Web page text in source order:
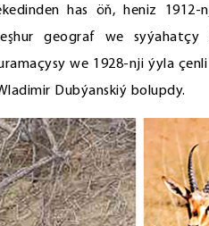
has öň, heniz
geograf we syýahatçy
we 1928-nji ýyla
Dubýanskiý bolupdy.